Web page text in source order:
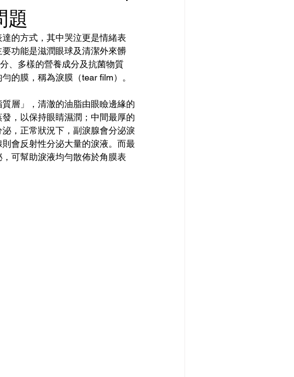
題
的方式，其中哭泣更是情緒表
功能是滋潤眼球及清潔外來髒
、多樣的營養成分及抗菌物質
的膜，稱為淚膜（tear film）。
層」，清澈的油脂由眼瞼邊緣的
，以保持眼睛濕潤；中間最厚的
，正常狀況下，副淚腺會分泌淚
會反射性分泌大量的淚液。而最
可幫助淚液均勻散佈於角膜表